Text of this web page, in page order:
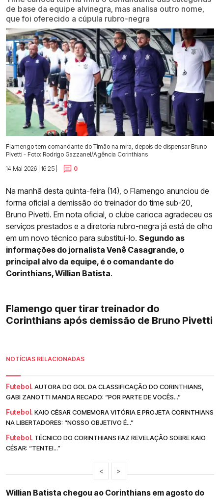
de base da equipe alvinegra, mas analisa outro nome,
que foi oferecido a cúpula rubro-negra
Flamengo tem comandante do Timão na mira, depois de dispensar Bruno
PIvetti - Foto: Rodrigo Gazzanel/Agência Corinthians
14 Mai 2026 | 16:25 |
0
Na manhã desta quinta-feira (14), o Flamengo anunciou de
forma oficial a demissão do treinador do time sub-20,
Bruno Pivetti. Em nota oficial, o clube carioca agradeceu os
serviços prestados e a diretoria rubro-negra já está de olho
em um novo técnico para substituí-lo. Segundo as
informações do jornalista Venê Casagrande, o
principal alvo da equipe, é o comandante do
Corinthians, Willian Batista.
Flamengo quer tirar treinador do
Corinthians após demissão de Bruno Pivetti
NOTÍCIAS RELACIONADAS
Futebol. AUTORA DO GOL DA CLASSIFICAÇÃO DO CORINTHIANS,
GABI ZANOTTI MANDA RECADO: “POR PARTE DE VOCÊS...”
Futebol. KAIO CÉSAR COMEMORA VITÓRIA E PROJETA CORINTHIANS
NA LIBERTADORES: “NOSSO OBJETIVO É...”
Futebol. TÉCNICO DO CORINTHIANS FAZ REVELAÇÃO SOBRE KAIO
CÉSAR: “TENTEI...”
< >
Willian Batista chegou ao Corinthians em agosto do